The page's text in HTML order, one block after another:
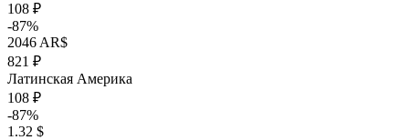
108 ₽
-87%
2046 AR$
821 ₽
Латинская Америка
108 ₽
-87%
1.32 $